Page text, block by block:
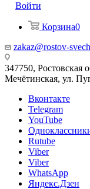
Войти
Корзина0
zakaz@rostov-
347750, Ростовская
Мечётинская, ул.
Вконтакте
Telegram
YouTube
Rutube
Viber
Viber
WhatsApp
Яндекс.Дзен